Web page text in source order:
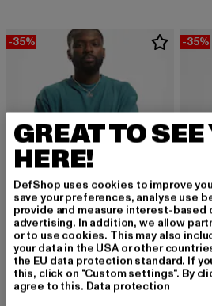
-35%
URBAN CLASSICS
Tall
12,99 EUR
Derzeitiger Preis: 12,99 EUR
19,99 EURAktionspreis: 19,99
-35%
Tall
GREAT TO SEE
HERE!
DefShop uses cookies to improve
save your preferences, analyse use
provide and measure interest-based
advertising. In addition, we allow
or to use cookies. This may also
your data in the USA or other
the EU data protection standard. If
this, click on "Custom settings". By
agree to this. Data protection